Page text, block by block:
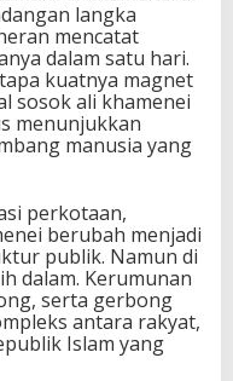
langka
mencatat
dalam satu hari.
kuatnya magnet
sosok ali khamenei
menunjukkan
manusia yang
perkotaan,
berubah menjadi
publik. Namun di
dalam. Kerumunan
serta gerbong
antara rakyat,
Islam yang